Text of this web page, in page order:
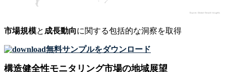
市場規模と 成長動向に関する包括的な洞察を取得
無料サンプルをダウンロード
構造健全性モニタリング市場の地域展望